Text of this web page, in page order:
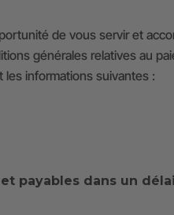
de vous servir et
générales relatives au
informations suivantes :
payables dans un